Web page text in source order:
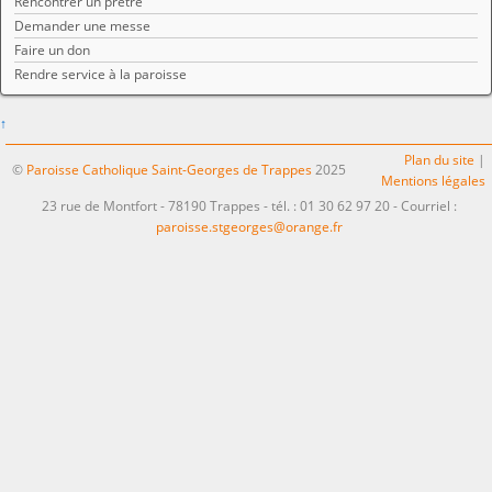
Demander une messe
Faire un don
Rendre service à la paroisse
↑
© Paroisse Catholique Saint-Georges de Trappes 2025
Plan du site |
Mentions légales
23 rue de Montfort - 78190 Trappes - tél. : 01 30 62 97 20 - Courriel :
paroisse.stgeorges@orange.fr